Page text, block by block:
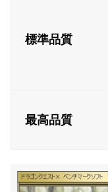
標準品質
最高品質